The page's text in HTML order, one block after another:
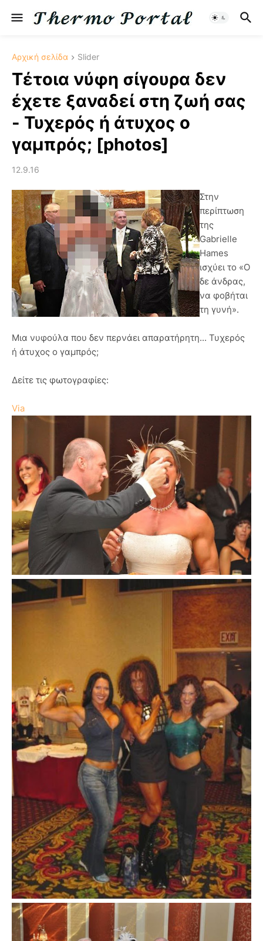
Αρχική σελίδα Slider
Τέτοια νύφη σίγουρα δεν
έχετε ξαναδεί στη ζωή σας
- Τυχερός ή άτυχος ο
γαμπρός; [photos]
12.9.16
Στην
περίπτωση
της
Gabrielle
Hames
ισχύει το «Ο
δε άνδρας,
να φοβήται
τη γυνή».
Μια νυφούλα που δεν περνάει απαρατήρητη... Τυχερός
ή άτυχος ο γαμπρός;
Δείτε τις φωτογραφίες:
Via